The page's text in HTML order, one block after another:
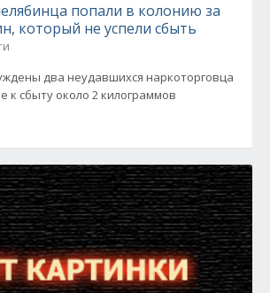
попали в колонию за
который не успели сбыть
два неудавшихся наркоторговца
к сбыту около 2 килограммов